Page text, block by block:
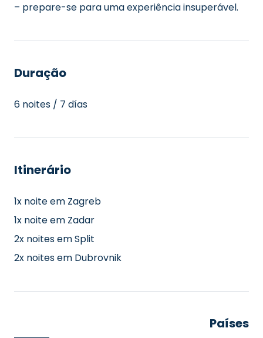
– prepare-se para uma experiência insuperável.
Duração
6 noites / 7 días
Itinerário
1x noite em Zagreb
1x noite em Zadar
2x noites em Split
2x noites em Dubrovnik
Países